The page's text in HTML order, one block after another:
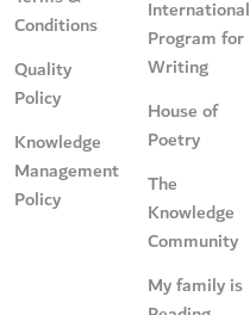
Conditions
Quality
Policy
Knowledge
Management
Policy
International
Program for
Writing
House of
Poetry
The
Knowledge
Community
My family is